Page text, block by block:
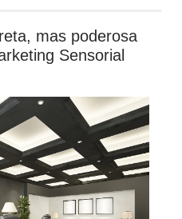
mas poderosa
Sensorial